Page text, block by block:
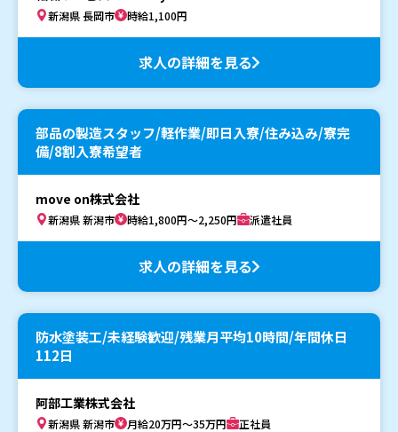
新潟県 長岡市 時給1,100円
求人の詳細を見る
部品の製造スタッフ/軽作業/即日入寮/住み込み/寮完
備/8割入寮希望者
move on株式会社
新潟県 新潟市 時給1,800円～2,250円 派遣社員
求人の詳細を見る
防水塗装工/未経験歓迎/残業月平均10時間/年間休日
112日
阿部工業株式会社
新潟県 新潟市 月給20万円～35万円 正社員